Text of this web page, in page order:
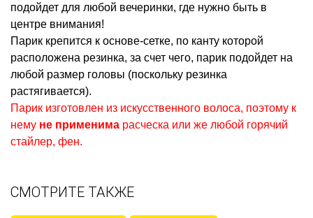
подойдет для любой вечеринки, где нужно быть в
центре внимания!
Парик крепится к основе-сетке, по канту которой
расположена резинка, за счет чего, парик подойдет на
любой размер головы (поскольку резинка
растягивается).
Парик изготовлен из искусственного волоса, поэтому к
нему не применима расческа или же любой горячий
стайлер, фен.
СМОТРИТЕ ТАКЖЕ